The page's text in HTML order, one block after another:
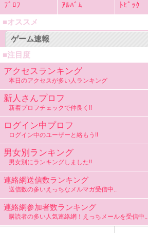
ﾌﾟﾛﾌ
ｱﾙﾊﾞﾑ ﾄﾋﾟｯｸ
■オススメ
ゲーム速報
■注目度
アクセスランキング
本日のアクセスが多い人ランキング
新人さんプロフ
新着プロフチェックで仲良く!!
ログイン中プロフ
ログイン中のユーザーと絡もう!!
男女別ランキング
男女別にランキングしました!!
連絡網送信数ランキング
送信数の多いえっちなメルマガ受信中..
連絡網参加者数ランキング
購読者の多い人気連絡網！えっちメールを受信中..